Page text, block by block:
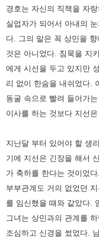
경호는 자신의 직책을 자
실업자가 되어서 아내의
다. 그의 말은 꼭 상민을
것은 아니었다. 침묵을 지
에게 시선을 두고 있지만
리 없이 한숨을 내쉬었다.
동굴 속으로 빨려 들어가
이사를 하는 것보다 지선
지난달 부터 있어야 할 생
기에 지선은 긴장을 해서
가 축하를 한다는 것이었
부부관계도 거의 없었던
를 임신했을 때와 같았다.
그녀는 상민과의 관계를
조심하고 신경을 썼었다.